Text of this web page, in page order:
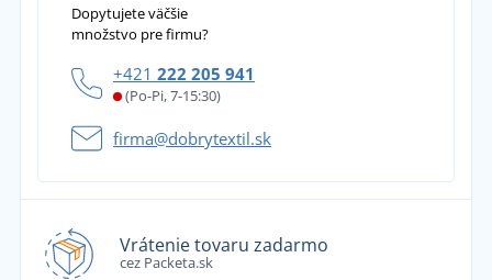
Dopytujete väčšie
množstvo pre firmu?
+421 222 205 941
(Po-Pi, 7-15:30)
firma@dobrytextil.sk
Vrátenie tovaru zadarmo
cez Packeta.sk